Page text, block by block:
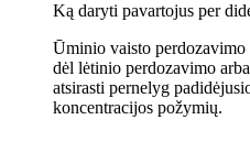
Ką daryti pavartojus per
Ūminio vaisto
dėl lėtinio perdozavimo
atsirasti pernelyg
koncentracijos požymių.